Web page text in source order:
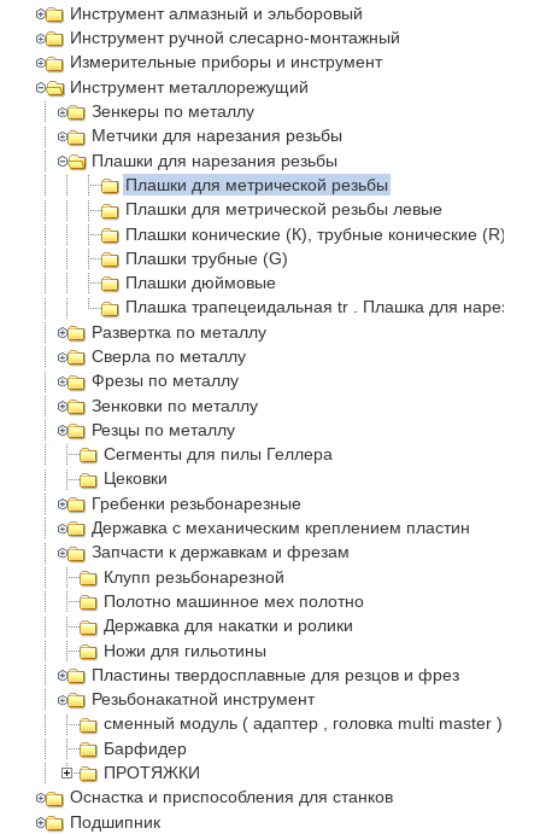
Инструмент алмазный и эльборовый
Инструмент ручной слесарно-монтажный
Измерительные приборы и инструмент
Инструмент металлорежущий
Зенкеры по металлу
Метчики для нарезания резьбы
Плашки для нарезания резьбы
Плашки для метрической резьбы
Плашки для метрической резьбы левые
Плашки конические (К), трубные конические (R)
Плашки трубные (G)
Плашки дюймовые
Плашка трапецеидальная tr . Плашка для
Развертка по металлу
Сверла по металлу
Фрезы по металлу
Зенковки по металлу
Резцы по металлу
Сегменты для пилы Геллера
Цековки
Гребенки резьбонарезные
Державка с механическим креплением пластин
Запчасти к державкам и фрезам
Клупп резьбонарезной
Полотно машинное мех полотно
Державка для накатки и ролики
Ножи для гильотины
Пластины твердосплавные для резцов и фрез
Резьбонакатной инструмент
сменный модуль ( адаптер , головка multi master )
Барфидер
ПРОТЯЖКИ
Оснастка и приспособления для станков
Подшипник